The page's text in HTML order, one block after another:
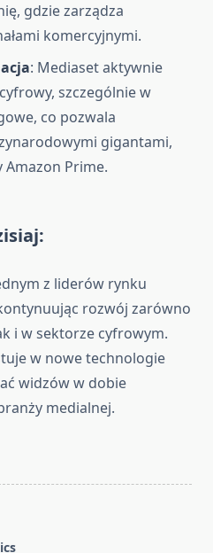
gdzie zarządza
komercyjnymi.
: Mediaset aktywnie
szczególnie w
co pozwala
gigantami,
Prime.
z liderów rynku
rozwój zarówno
i w sektorze cyfrowym.
w nowe technologie
widzów w dobie
medialnej.